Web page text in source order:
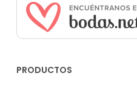
PRODUCTOS